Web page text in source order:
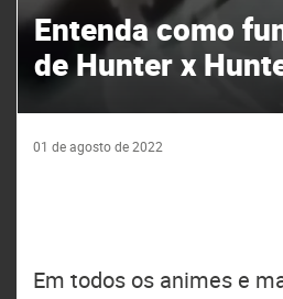
Entenda como
de Hunter x
01 de agosto de 2022
Em todos os animes e